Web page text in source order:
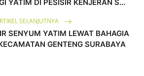
YATIM DI PESISIR KENJERAN S...
SELANJUTNYA
SENYUM YATIM LEWAT BAHAGIA
GENTENG SURABAYA